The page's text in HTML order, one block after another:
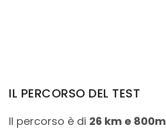
IL PERCORSO DEL TEST
Il percorso è di 26 km e 800m